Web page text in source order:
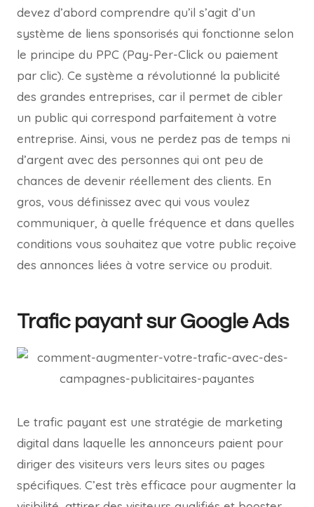
devez d’abord comprendre qu’il s’agit d’un
système de liens sponsorisés qui fonctionne selon
le principe du PPC (Pay-Per-Click ou paiement
par clic). Ce système a révolutionné la publicité
des grandes entreprises, car il permet de cibler
un public qui correspond parfaitement à votre
entreprise. Ainsi, vous ne perdez pas de temps ni
d’argent avec des personnes qui ont peu de
chances de devenir réellement des clients. En
gros, vous définissez avec qui vous voulez
communiquer, à quelle fréquence et dans quelles
conditions vous souhaitez que votre public reçoive
des annonces liées à votre service ou produit.
Trafic payant sur Google Ads
Le trafic payant est une stratégie de marketing
digital dans laquelle les annonceurs paient pour
diriger des visiteurs vers leurs sites ou pages
spécifiques. C’est très efficace pour augmenter la